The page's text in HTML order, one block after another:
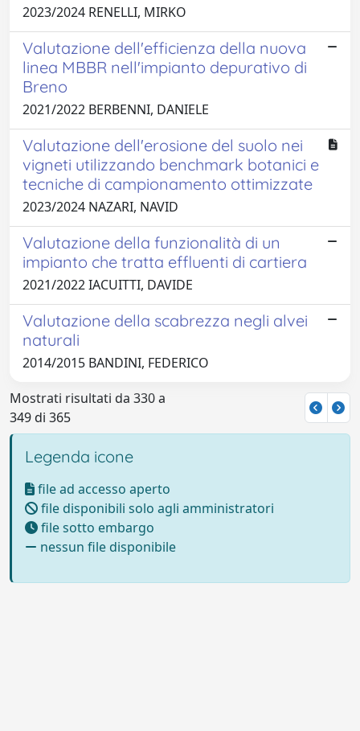
2023/2024 RENELLI, MIRKO
Valutazione dell'efficienza della nuova
linea MBBR nell'impianto depurativo di
Breno
2021/2022 BERBENNI, DANIELE
Valutazione dell'erosione del suolo nei
vigneti utilizzando benchmark botanici e
tecniche di campionamento ottimizzate
2023/2024 NAZARI, NAVID
Valutazione della funzionalità di un
impianto che tratta effluenti di cartiera
2021/2022 IACUITTI, DAVIDE
Valutazione della scabrezza negli alvei
naturali
2014/2015 BANDINI, FEDERICO
Mostrati risultati da 330 a
349 di 365
Legenda icone
file ad accesso aperto
file disponibili solo agli amministratori
file sotto embargo
nessun file disponibile